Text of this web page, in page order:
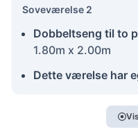
Soveværelse 2
Dobbeltseng til to
1.80m x 2.00m
Dette værelse har